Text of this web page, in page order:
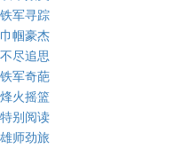
铁军寻踪
巾帼豪杰
不尽追思
铁军奇葩
烽火摇篮
特别阅读
雄师劲旅